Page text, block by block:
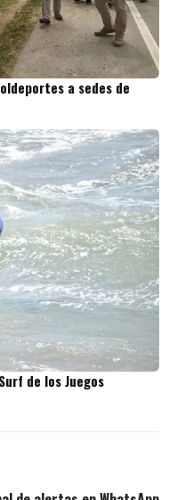
a sedes de
de los Juegos